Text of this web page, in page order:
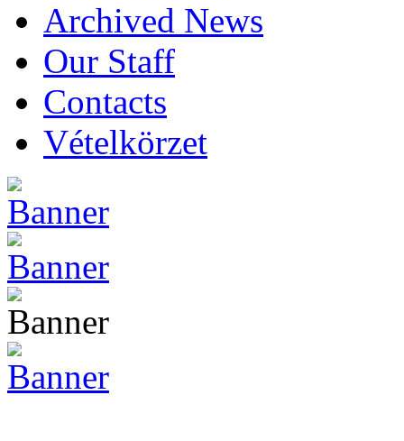
Archived News
Our Staff
Contacts
Vételkörzet